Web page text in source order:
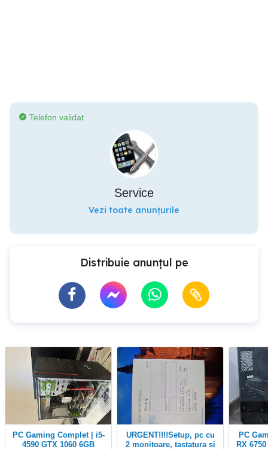
Telefon validat
Service
Vezi toate anunțurile
Distribuie anunțul pe
PC Gaming Complet | i5-
4590 GTX 1060 6GB
URGENT!!!!Setup, pc cu
2 monitoare, tastatura si
PC Gaming i7-13700F +
RX